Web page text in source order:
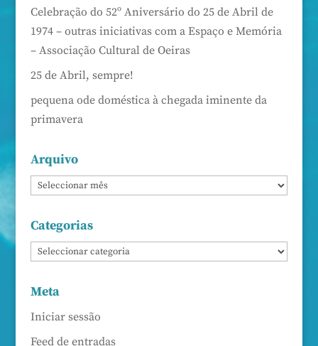
Celebração do 52º Aniversário do 25 de Abril de
1974 – outras iniciativas com a Espaço e Memória
– Associação Cultural de Oeiras
25 de Abril, sempre!
pequena ode doméstica à chegada iminente da
primavera
Arquivo
Categorias
Meta
Iniciar sessão
Feed de entradas